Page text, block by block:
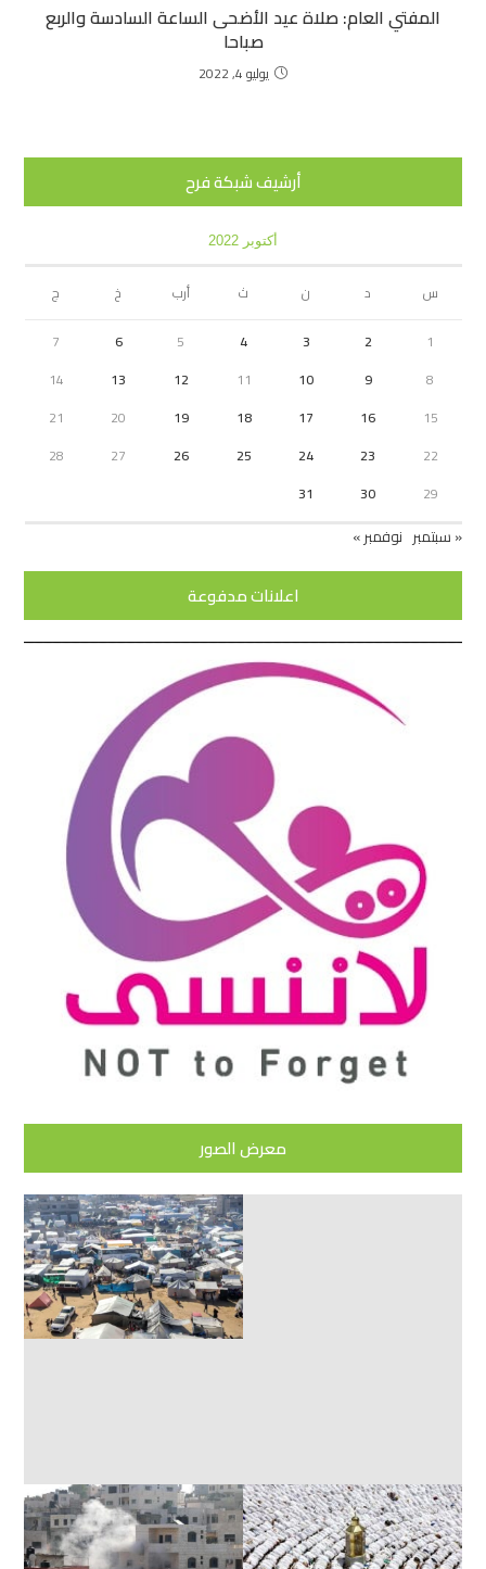
المفتي العام: صلاة عيد الأضحى الساعة السادسة والربع
صباحا
يوليو 4, 2022
أرشيف شبكة فرح
أكتوبر 2022
س د ن ث أرب خ
ج
1
2
3
4
5
6
7
8
9
10
11
12
13
14
15
16
17
18
19
20
21
22
23
24
25
26
27
28
29
30
31
« سبتمبر نوفمبر »
اعلانات مدفوعة
معرض الصور